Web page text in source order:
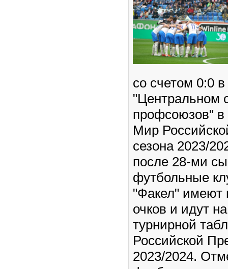
со счетом 0:0
"Центральном
профсоюзов" в
Мир
сезона 2023/
после 28-ми
футбольные
"Факел" имеют
очков и идут
турнирной
Российской
2023/2024.